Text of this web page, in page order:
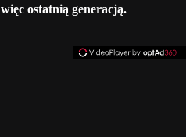
więc ostatnią generacją.